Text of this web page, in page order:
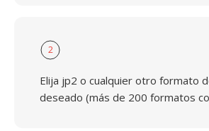
2
Elija jp2 o cualquier otro formato
deseado (más de 200 formatos